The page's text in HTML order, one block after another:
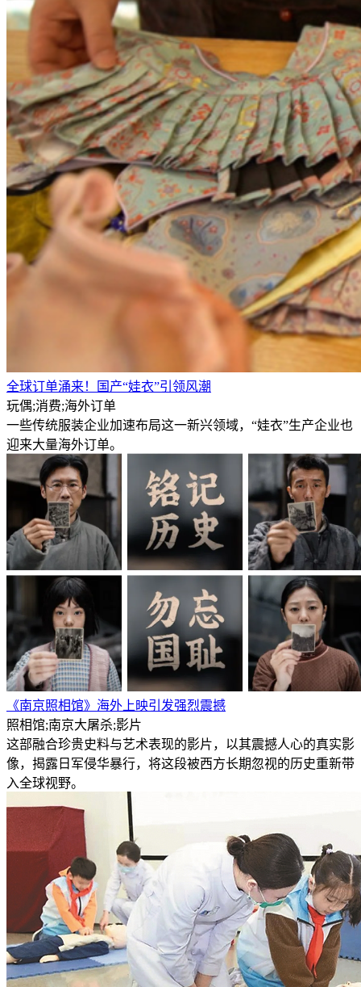
全球订单涌来！国产“娃衣”引领风潮
玩偶;消费;海外订单
一些传统服装企业加速布局这一新兴领域，“娃衣”生产企业也
迎来大量海外订单。
《南京照相馆》海外上映引发强烈震撼
照相馆;南京大屠杀;影片
这部融合珍贵史料与艺术表现的影片，以其震撼人心的真实影
像，揭露日军侵华暴行，将这段被西方长期忽视的历史重新带
入全球视野。